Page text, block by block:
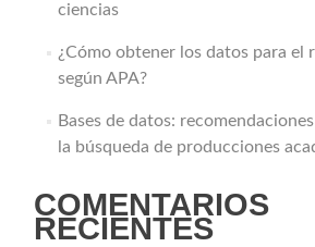
ciencias
¿Cómo obtener los datos para el
según APA?
Bases de datos:
la búsqueda de producciones
COMENTARIOS
RECIENTES